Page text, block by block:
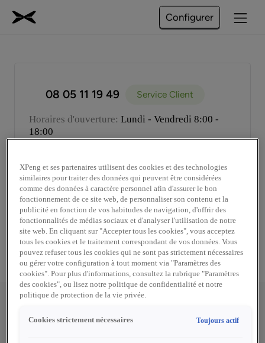
Configurer
08 05 11 19 49 Service Client
Horaires d'ouverture: Lundi - Vendredi 8:00 -
18:00
04 72 22 14 06 Assistance Routière
Horaires d'ouverture:24h/24-7J/7
Langue:Français, Anglais
Comment peut-on vous aider ?
XPeng et ses partenaires utilisent des cookies et des technologies
similaires pour traiter des données qui peuvent être considérées
comme des données à caractère personnel afin d'assurer le bon
fonctionnement de ce site web, de personnaliser son contenu et la
publicité en fonction de vos habitudes de navigation, d'offrir des
fonctionnalités de médias sociaux et d'analyser l'utilisation de notre
site web. En cliquant sur "Accepter tous les cookies", vous acceptez
tous les cookies et le traitement correspondant de vos données. Vous
pouvez refuser tous les cookies qui ne sont pas strictement nécessaires
ou gérer votre configuration à tout moment via "Paramètres des
cookies". Pour plus d'informations, consultez la rubrique "Paramètres
des cookies", ou lisez notre politique de confidentialité et notre
politique de protection de la vie privée.
Cookies strictement nécessaires Toujours actif